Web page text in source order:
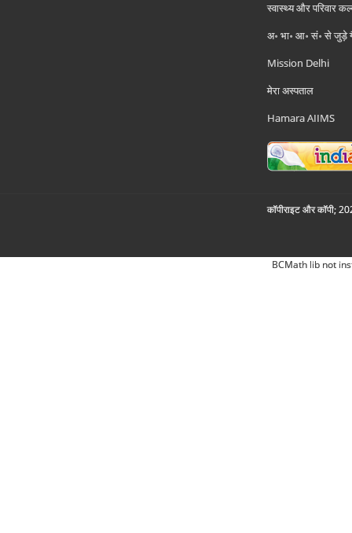
स्वास्थ्य और परिवार
अ॰ भा॰ आ॰ सं॰ से जुड़े
Mission Delhi
मेरा अस्पताल
Hamara AIIMS
कॉपीराइट और कॉपी;
BCMath lib not